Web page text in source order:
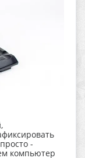
-
компьютер